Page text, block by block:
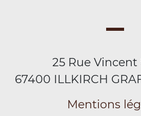
25 Rue
67400 ILLKIRCH
Mentions